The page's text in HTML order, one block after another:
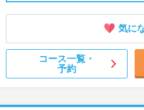
気に
コース一覧・
予約